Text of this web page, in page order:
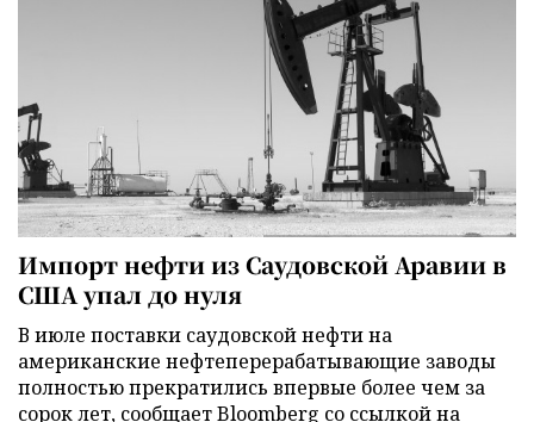
Импорт нефти из Саудовской Аравии в
США упал до нуля
В июле поставки саудовской нефти на
американские нефтеперерабатывающие заводы
полностью прекратились впервые более чем за
сорок лет, сообщает Bloomberg со ссылкой на